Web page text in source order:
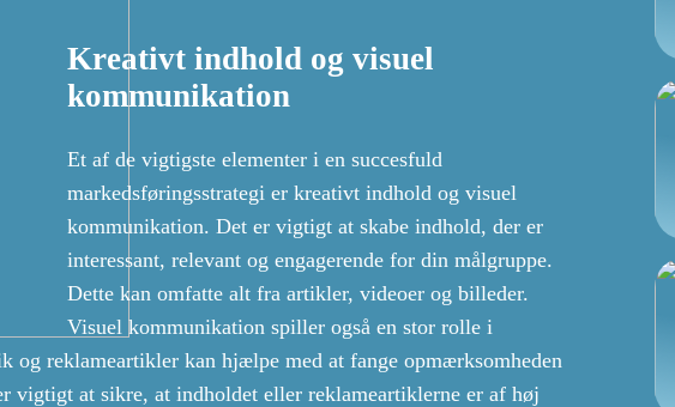
Kreativt indhold og visuel
kommunikation
Et af de vigtigste elementer i en succesfuld
markedsføringsstrategi er kreativt indhold og visuel
kommunikation. Det er vigtigt at skabe indhold, der er
interessant, relevant og engagerende for din målgruppe.
Dette kan omfatte alt fra artikler, videoer og billeder.
Visuel kommunikation spiller også en stor rolle i
og reklameartikler kan hjælpe med at fange opmærksomheden
vigtigt at sikre, at indholdet eller reklameartiklerne er af høj